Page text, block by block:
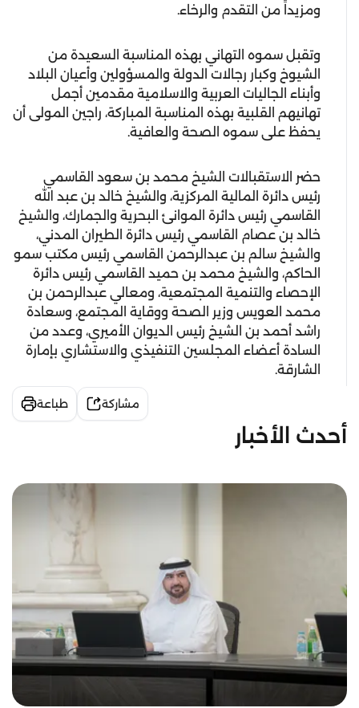
ومزيداً من التقدم والرخاء.
وتقبل سموه التهاني بهذه المناسبة السعيدة من
الشيوخ وكبار رجالات الدولة والمسؤولين وأعيان البلاد
وأبناء الجاليات العربية والاسلامية مقدمين أجمل
تهانيهم القلبية بهذه المناسبة المباركة، راجين المولى أن
يحفظ على سموه الصحة والعافية.
حضر الاستقبالات الشيخ محمد بن سعود القاسمي
رئيس دائرة المالية المركزية، والشيخ خالد بن عبد الله
القاسمي رئيس دائرة الموانئ البحرية والجمارك، والشيخ
خالد بن عصام القاسمي رئيس دائرة الطيران المدني،
والشيخ سالم بن عبدالرحمن القاسمي رئيس مكتب سمو
الحاكم، والشيخ محمد بن حميد القاسمي رئيس دائرة
الإحصاء والتنمية المجتمعية، ومعالي عبدالرحمن بن
محمد العويس وزير الصحة ووقاية المجتمع، وسعادة
راشد أحمد بن الشيخ رئيس الديوان الأميري، وعدد من
السادة أعضاء المجلسين التنفيذي والاستشاري بإمارة
الشارقة.
مشاركة طباعة
أحدث الأخبار